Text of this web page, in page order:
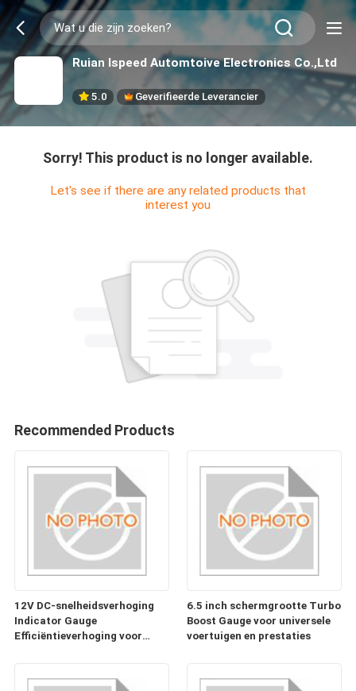
Ruian Ispeed Automtoive Electronics Co.,Ltd
5.0 Geverifieerde Leverancier
Sorry! This product is no longer available.
Let's see if there are any related products that
interest you
Recommended Products
12V DC-snelheidsverhoging
Indicator Gauge
Efficiëntieverhoging voor
6.5 inch schermgrootte Turbo
Boost Gauge voor universele
voertuigen en prestaties